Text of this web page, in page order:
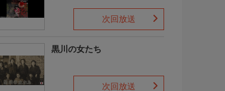
次回放送
黒川の女たち
次回放送